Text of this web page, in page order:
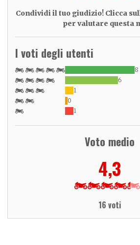
Condividi il tuo giudizio! Clicca
per valutare questa
I voti degli utenti
8
6
1
0
1
Voto medio
4,3
16 voti